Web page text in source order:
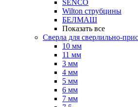
SENCO
Wilton струбцины
БЕЛМАШ
Показать все
Сверла для сверлильно-
10 мм
11 мм
3 мм
4 мм
5 мм
6 мм
7 мм